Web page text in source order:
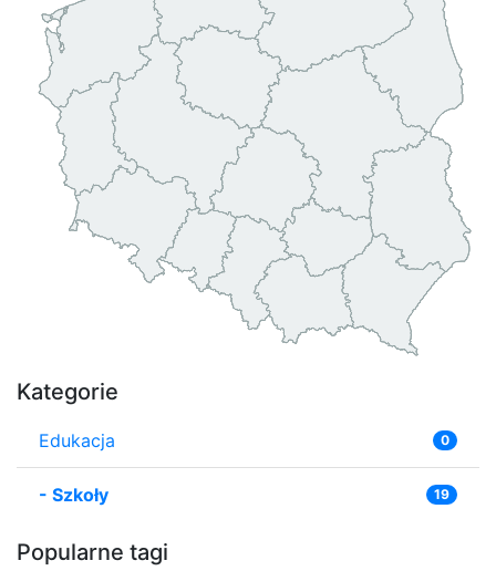
Kategorie
Edukacja 0
- Szkoły 19
Popularne tagi